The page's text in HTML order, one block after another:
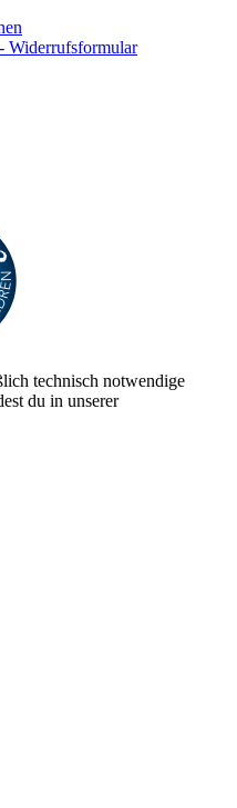
Widerrufsformular
technisch notwendige
du in unserer